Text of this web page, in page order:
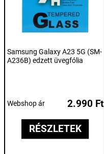
Samsung Galaxy A23 5G (SM-
A236B) edzett üvegfólia
Webshop ár 2.990 Ft
RÉSZLETEK